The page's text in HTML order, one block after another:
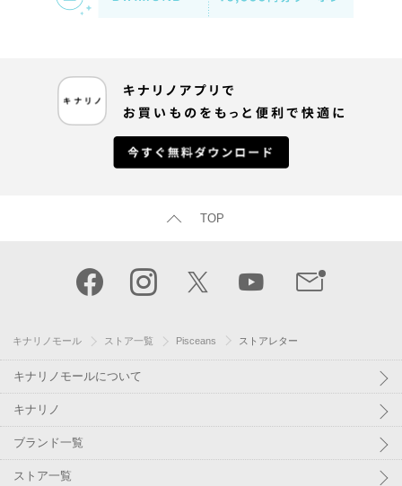
TOP
キナリノモール ストア一覧 Pisceans ストアレター
キナリノモールについて
キナリノ
ブランド一覧
ストア一覧